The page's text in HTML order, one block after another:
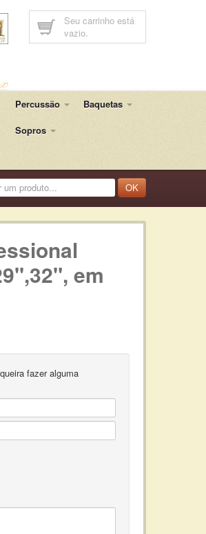
Seu carrinho está
vazio.
Percussão
Baquetas
Sopros
OK
em
fazer alguma